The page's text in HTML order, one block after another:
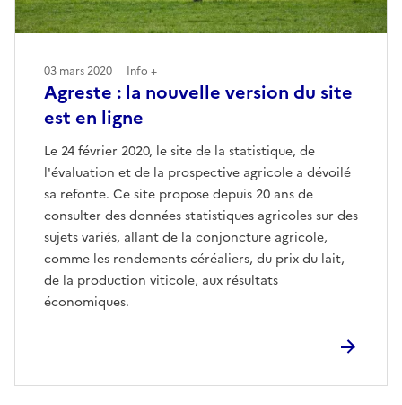
Agreste : la nouvelle version du site
est en ligne
Le 24 février 2020, le site de la statistique, de
l'évaluation et de la prospective agricole a dévoilé
sa refonte. Ce site propose depuis 20 ans de
consulter des données statistiques agricoles sur des
sujets variés, allant de la conjoncture agricole,
comme les rendements céréaliers, du prix du lait,
de la production viticole, aux résultats
économiques.
03 mars 2020 Info +